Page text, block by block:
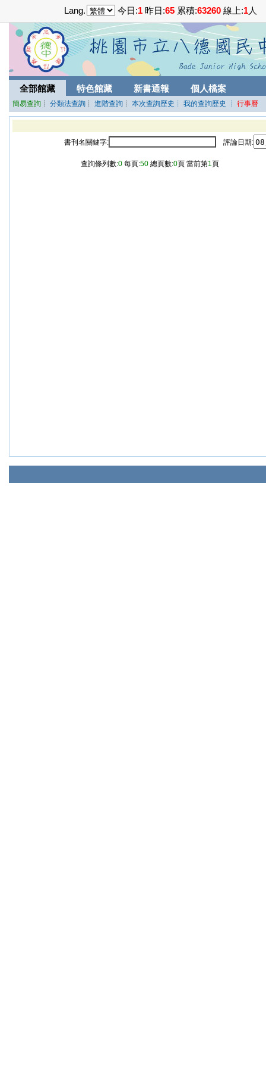
Lang. 今日:1 昨日:65 累積:63260 線上:1人
全部館藏 特色館藏 新書通報 個人檔案
簡易查詢 ┊ 分類法查詢 ┊ 進階查詢 ┊ 本次查詢歷史 ┊ 我的查詢歷史 ┊ 行事曆
書刊名關鍵字: 評論日期:
查詢條列數:0 每頁:50 總頁數:0頁 當前第1頁